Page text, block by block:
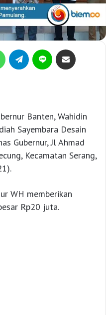
Banten, Wahidin
Sayembara Desain
Gubernur, Jl Ahmad
Kecamatan Serang,
WH memberikan
Rp20 juta.